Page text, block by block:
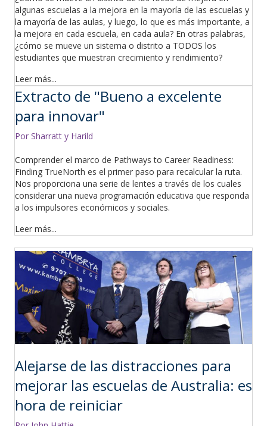
algunas escuelas a la mejora en la mayoría de las escuelas y
la mayoría de las aulas, y luego, lo que es más importante, a
la mejora en cada escuela, en cada aula? En otras palabras,
¿cómo se mueve un sistema o distrito a TODOS los
estudiantes que muestran crecimiento y rendimiento?
Leer más...
Extracto de "Bueno a excelente
para innovar"
Por Sharratt y Harild
Comprender el marco de Pathways to Career Readiness:
Finding TrueNorth es el primer paso para recalcular la ruta.
Nos proporciona una serie de lentes a través de los cuales
considerar una nueva programación educativa que responda
a los impulsores económicos y sociales.
Leer más...
Alejarse de las distracciones para
mejorar las escuelas de Australia: es
hora de reiniciar